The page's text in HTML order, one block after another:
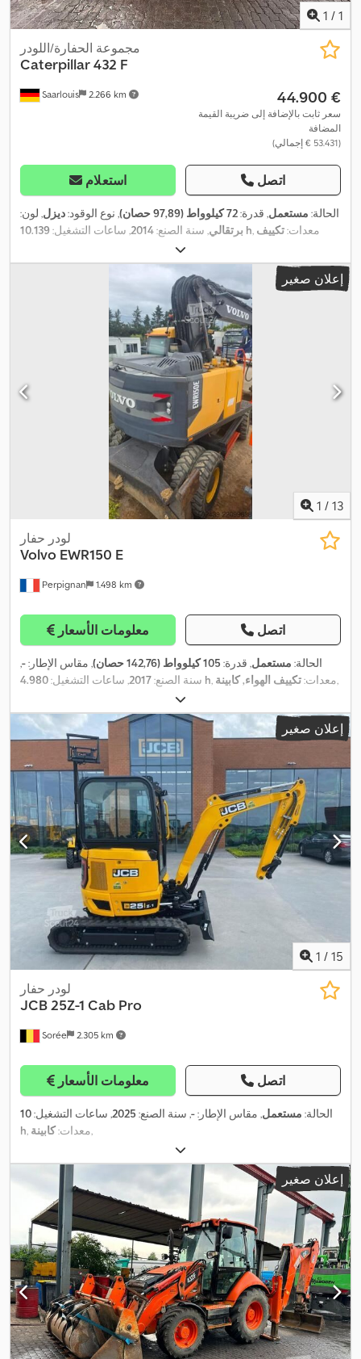
1 / 1
Saarlouis 2.266 km
مجموعة الحفارة/اللودر
Caterpillar432 F
‏44.900 €
سعر ثابت بالإضافة إلى ضريبة القيمة
المضافة
(‏53.431 € إجمالي)
استعلام اتصل
الحالة: مستعمل, قدرة:72 كيلوواط (97,89 حصان) , نوع الوقود:ديزل, لون:
برتقالي, سنة الصنع:2014, ساعات التشغيل: 10.139 h , معدات:تكييف
إعلان صغير
1 / 13
Perpignan 1.498 km
لودر حفار
Volvo EWR150 E
معلومات الأسعار اتصل
الحالة: مستعمل, قدرة: 105 كيلوواط (142,76 حصان) , مقاس الإطار:-
,
سنة الصنع:2017, ساعات التشغيل: 4.980 h , معدات:تكييف الهواء, كابينة ,
إعلان صغير
1 / 15
Sorée 2.305 km
لودر حفار
JCB25Z-1 Cab Pro
معلومات الأسعار اتصل
الحالة: مستعمل, مقاس الإطار:-, سنة الصنع: 2025, ساعات التشغيل:10
h
, معدات:كابينة ,
إعلان صغير